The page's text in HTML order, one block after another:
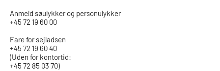
Anmeld søulykker og personulykker
+45 72 19 60 00
Fare for sejladsen
+45 72 19 60 40
(Uden for kontortid:
+45 72 85 03 70)